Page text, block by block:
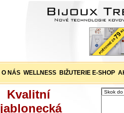
O NÁS WELLNESS BIŽUTERIE E-SHOP
Kvalitní
jablonecká